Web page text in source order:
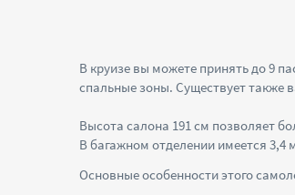
В круизе вы можете принять до 9
спальные зоны. Существует также
Высота салона 191 см позволяет
В багажном отделении имеется 3,4
Основные особенности этого